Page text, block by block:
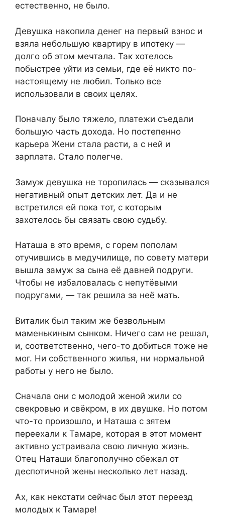
естественно, не было.
Девушка накопила денег на первый взнос и
взяла небольшую квартиру в ипотеку —
долго об этом мечтала. Так хотелось
побыстрее уйти из семьи, где её никто по-
настоящему не любил. Только все
использовали в своих целях.
Поначалу было тяжело, платежи съедали
большую часть дохода. Но постепенно
карьера Жени стала расти, а с ней и
зарплата. Стало полегче.
Замуж девушка не торопилась — сказывался
негативный опыт детских лет. Да и не
встретился ей пока тот, с которым
захотелось бы связать свою судьбу.
Наташа в это время, с горем пополам
отучившись в медучилище, по совету матери
вышла замуж за сына её давней подруги.
Чтобы не избаловалась с непутёвыми
подругами, — так решила за неё мать.
Виталик был таким же безвольным
маменькиным сынком. Ничего сам не решал,
и, соответственно, чего-то добиться тоже не
мог. Ни собственного жилья, ни нормальной
работы у него не было.
Сначала они с молодой женой жили со
свекровью и свёкром, в их двушке. Но потом
что-то произошло, и Наташа с зятем
переехали к Тамаре, которая в этот момент
активно устраивала свою личную жизнь.
Отец Наташи благополучно сбежал от
деспотичной жены несколько лет назад.
Ах, как некстати сейчас был этот переезд
молодых к Тамаре!